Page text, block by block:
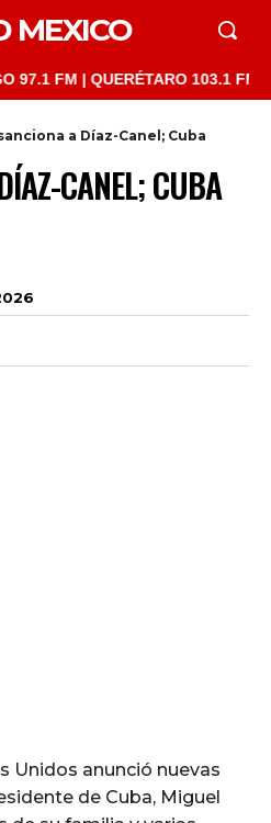
MEXICO
QUERÉTARO 103.1 FM | SAN
a Díaz-Canel; Cuba
CANEL; CUBA
Unidos anunció nuevas
de Cuba, Miguel